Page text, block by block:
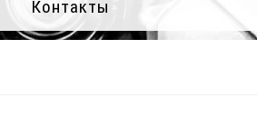
Контакты